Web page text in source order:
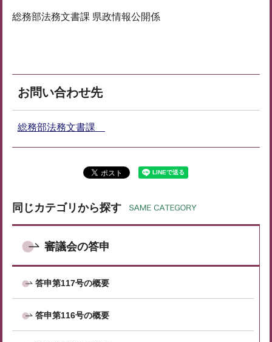
総務部法務文書課 県政情報公開係
お問い合わせ先
総務部法務文書課
同じカテゴリから探す
審議会の答申
答申第117号の概要
答申第116号の概要